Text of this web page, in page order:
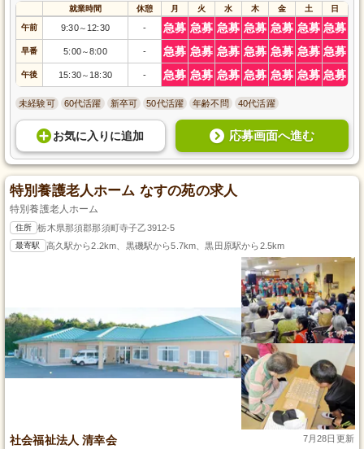
就業時間 休憩 月 火 水 木 金 土 日
午前 9:30～ 12:30 - 急募 急募 急募 急募 急募 急募 急募
早番 5:00～8:00 - 急募 急募 急募 急募 急募 急募 急募
午後 15:30～ 18:30 - 急募 急募 急募 急募 急募 急募 急募
未経験可 60代活躍 新卒可 50代活躍 年齢不問 40代活躍
お気に入り に追加 応募画面へ進む
特別養護老人ホーム なすの苑の求人
特別養護老人ホーム
住所 栃木県那須郡那須町寺子乙3912-5
最寄駅 高久駅から2.2km、黒磯駅から5.7km、黒田原駅から2.5km
社会福祉法人 清幸会 7月28日更新